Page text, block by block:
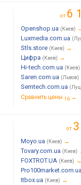
от 6
Openshop.ua (Киев)
Luxmedia.com.ua
Stls.store (Киев) →
Цифра (Киев) →
Hi-tech.com.ua (Киев)
Saren.com.ua (Львов)
Semtech.com.ua
Сравнить цены 16 →
от
Moyo.ua (Киев) →
Tovary.com.ua (Киев)
FOXTROT.UA (Киев) →
Pro100market.com.ua
Itbox.ua (Киев) →